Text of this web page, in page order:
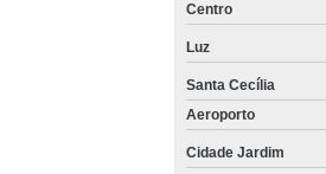
Centro
Luz
Santa Cecília
Aeroporto
Cidade Jardim